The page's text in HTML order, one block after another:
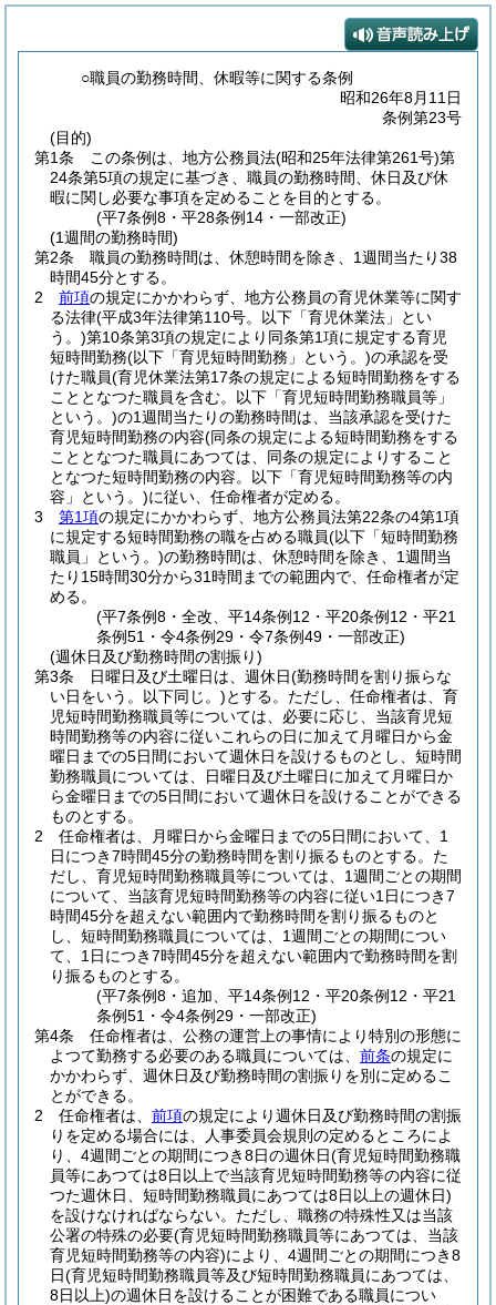
○職員の勤務時間、休暇等に関する条例
昭和26年8月11日
条例第23号
(目的)
第1条
この条例は、地方公務員法(昭和25年法律第261号)第
24条第5項の規定に基づき、職員の勤務時間、休日及び休
暇に関し必要な事項を定めることを目的とする。
(平7条例8・平28条例14・一部改正)
(1週間の勤務時間)
第2条
職員の勤務時間は、休憩時間を除き、1週間当たり38
時間45分とする。
2
前項の規定にかかわらず、地方公務員の育児休業等に関す
る法律(平成3年法律第110号。以下「育児休業法」とい
う。)第10条第3項の規定により同条第1項に規定する育児
短時間勤務(以下「育児短時間勤務」という。)の承認を受
けた職員(育児休業法第17条の規定による短時間勤務をする
こととなつた職員を含む。以下「育児短時間勤務職員等」
という。)の1週間当たりの勤務時間は、当該承認を受けた
育児短時間勤務の内容(同条の規定による短時間勤務をする
こととなつた職員にあつては、同条の規定によりすること
となつた短時間勤務の内容。以下「育児短時間勤務等の内
容」という。)に従い、任命権者が定める。
3
第1項の規定にかかわらず、地方公務員法第22条の4第1項
に規定する短時間勤務の職を占める職員(以下「短時間勤務
職員」という。)の勤務時間は、休憩時間を除き、1週間当
たり15時間30分から31時間までの範囲内で、任命権者が定
める。
(平7条例8・全改、平14条例12・平20条例12・平21
条例51・令4条例29・令7条例49・一部改正)
(週休日及び勤務時間の割振り)
第3条
日曜日及び土曜日は、週休日(勤務時間を割り振らな
い日をいう。以下同じ。)とする。 ただし、任命権者は、育
児短時間勤務職員等については、必要に応じ、当該育児短
時間勤務等の内容に従いこれらの日に加えて月曜日から金
曜日までの5日間において週休日を設けるものとし、短時間
勤務職員については、日曜日及び土曜日に加えて月曜日か
ら金曜日までの5日間において週休日を設けることができる
ものとする。
2
任命権者は、月曜日から金曜日までの5日間において、1
日につき7時間45分の勤務時間を割り振るものとする。 た
だし、育児短時間勤務職員等については、1週間ごとの期間
について、当該育児短時間勤務等の内容に従い1日につき7
時間45分を超えない範囲内で勤務時間を割り振るものと
し、短時間勤務職員については、1週間ごとの期間につい
て、1日につき7時間45分を超えない範囲内で勤務時間を割
り振るものとする。
(平7条例8・追加、平14条例12・平20条例12・平21
条例51・令4条例29・一部改正)
第4条
任命権者は、公務の運営上の事情により特別の形態に
よつて勤務する必要のある職員については、 前条の規定に
かかわらず、週休日及び勤務時間の割振りを別に定めるこ
とができる。
2
任命権者は、 前項の規定により週休日及び勤務時間の割振
りを定める場合には、人事委員会規則の定めるところによ
り、4週間ごとの期間につき8日の週休日(育児短時間勤務職
員等にあつては8日以上で当該育児短時間勤務等の内容に従
つた週休日、短時間勤務職員にあつては8日以上の週休日)
を設けなければならない。 ただし、職務の特殊性又は当該
公署の特殊の必要(育児短時間勤務職員等にあつては、当該
育児短時間勤務等の内容)により、4週間ごとの期間につき8
日(育児短時間勤務職員等及び短時間勤務職員にあつては、
8日以上)の週休日を設けることが困難である職員につい